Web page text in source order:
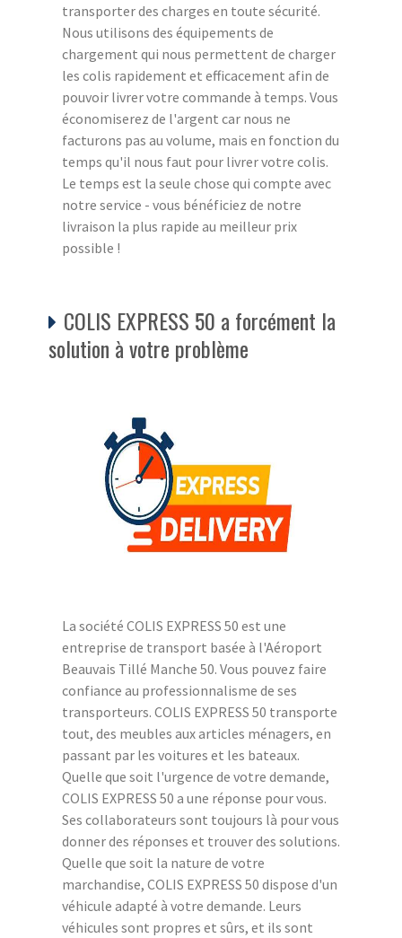
transporter des charges en toute sécurité.
Nous utilisons des équipements de
chargement qui nous permettent de charger
les colis rapidement et efficacement afin de
pouvoir livrer votre commande à temps. Vous
économiserez de l'argent car nous ne
facturons pas au volume, mais en fonction du
temps qu'il nous faut pour livrer votre colis.
Le temps est la seule chose qui compte avec
notre service - vous bénéficiez de notre
livraison la plus rapide au meilleur prix
possible !
COLIS EXPRESS 50 a forcément la
solution à votre problème
La société COLIS EXPRESS 50 est une
entreprise de transport basée à l'Aéroport
Beauvais Tillé Manche 50. Vous pouvez faire
confiance au professionnalisme de ses
transporteurs. COLIS EXPRESS 50 transporte
tout, des meubles aux articles ménagers, en
passant par les voitures et les bateaux.
Quelle que soit l'urgence de votre demande,
COLIS EXPRESS 50 a une réponse pour vous.
Ses collaborateurs sont toujours là pour vous
donner des réponses et trouver des solutions.
Quelle que soit la nature de votre
marchandise, COLIS EXPRESS 50 dispose d'un
véhicule adapté à votre demande. Leurs
véhicules sont propres et sûrs, et ils sont